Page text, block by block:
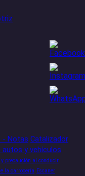
- Notas Catalizador
autos y vehículos
y precaución al conducir
la carrocería Escaner